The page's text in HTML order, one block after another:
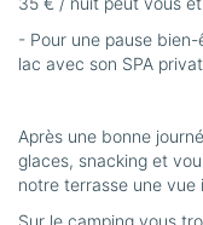
- Pour une pause
lac avec son SPA
Après une bonne
glaces, snacking et
notre terrasse une vue